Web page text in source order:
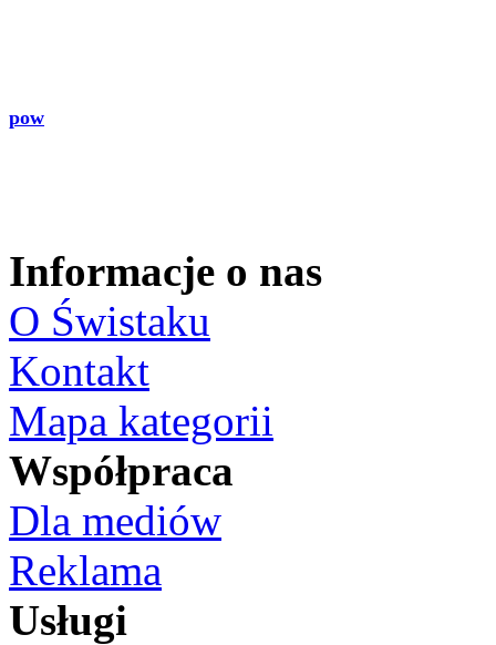
pow
Informacje o nas
O Świstaku
Kontakt
Mapa kategorii
Współpraca
Dla mediów
Reklama
Usługi